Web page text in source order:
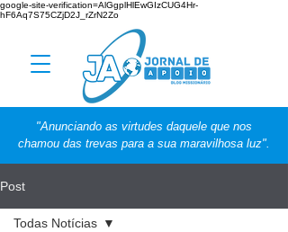
google-site-verification=AlGgplHlEwGIzCUG4Hr-
hF6Aq7S75CZjD2J_rZrN2Zo
"Anunciando as virtudes daquele que nos
chamou das trevas para a sua maravilhosa luz".
Post
Todas Notícias